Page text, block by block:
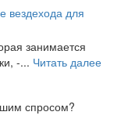
вездехода для
занимается
-... Читать далее
спросом?